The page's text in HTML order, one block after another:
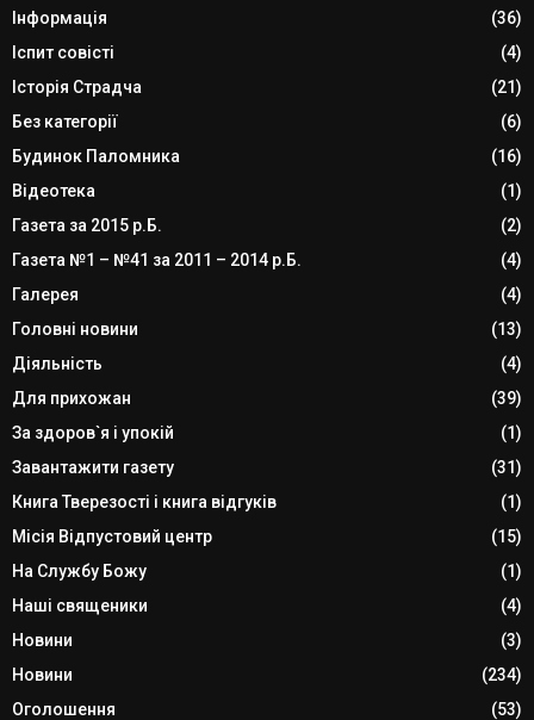
Інформація
(36)
Іспит совісті
(4)
Історія Страдча
(21)
Без категорії
(6)
Будинок Паломника
(16)
Відеотека
(1)
Газета за 2015 р.Б.
(2)
Газета №1 – №41 за 2011 – 2014 р.Б.
(4)
Галерея
(4)
Головні новини
(13)
Діяльність
(4)
Для прихожан
(39)
За здоров`я і упокій
(1)
Завантажити газету
(31)
Книга Тверезості і книга відгуків
(1)
Місія Відпустовий центр
(15)
На Службу Божу
(1)
Наші священики
(4)
Новини
(3)
Новини
(234)
Оголошення
(53)